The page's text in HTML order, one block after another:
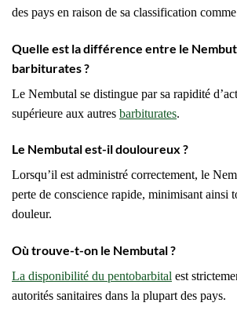
des pays en raison de sa classification
Quelle est la différence entre le
barbiturates ?
Le Nembutal se distingue par sa rapidité
supérieure aux autres barbiturates.
Le Nembutal est-il douloureux ?
Lorsqu’il est administré correctement, le
perte de conscience rapide, minimisant ainsi
douleur.
Où trouve-t-on le Nembutal ?
La disponibilité du pentobarbital est
autorités sanitaires dans la plupart des pays.